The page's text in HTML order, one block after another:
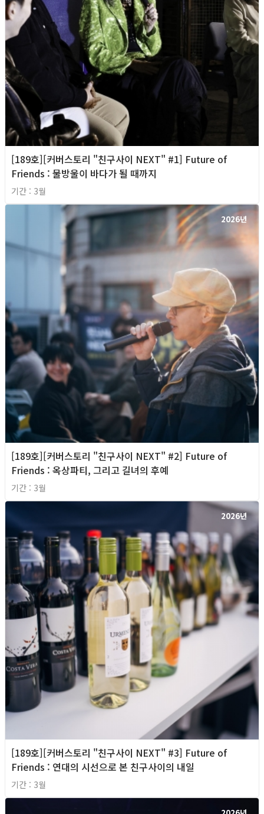
[189호][커버스토리 "친구사이 NEXT" #1] Future of
Friends : 물방울이 바다가 될 때까지
기간 : 3월
2026년
[189호][커버스토리 "친구사이 NEXT" #2] Future of
Friends : 옥상파티, 그리고 길녀의 후예
기간 : 3월
2026년
[189호][커버스토리 "친구사이 NEXT" #3] Future of
Friends : 연대의 시선으로 본 친구사이의 내일
기간 : 3월